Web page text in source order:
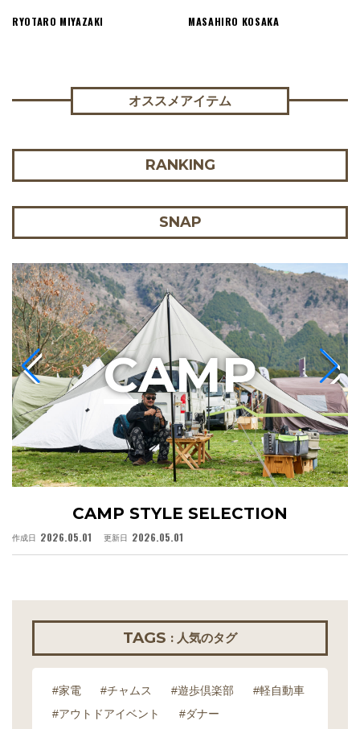
RYOTARO MIYAZAKI MASAHIRO KOSAKA
オススメアイテム
RANKING
SNAP
CAMP STYLE SELECTION
作成日 2026.05.01 更新日 2026.05.01
CAMP
TAGS : 人気のタグ
#家電 #チャムス #遊歩倶楽部
#軽自動車
#アウトドアイベント
#ダナー